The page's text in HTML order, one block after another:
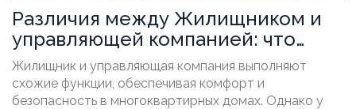
Различия между Жилищником и
управляющей компанией: что
нужно знать
Жилищник и управляющая компания выполняют
схожие функции, обеспечивая комфорт и
безопасность в многоквартирных домах. Однако у